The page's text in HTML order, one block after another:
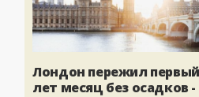
Лондон пережил первый
лет месяц без осадков -